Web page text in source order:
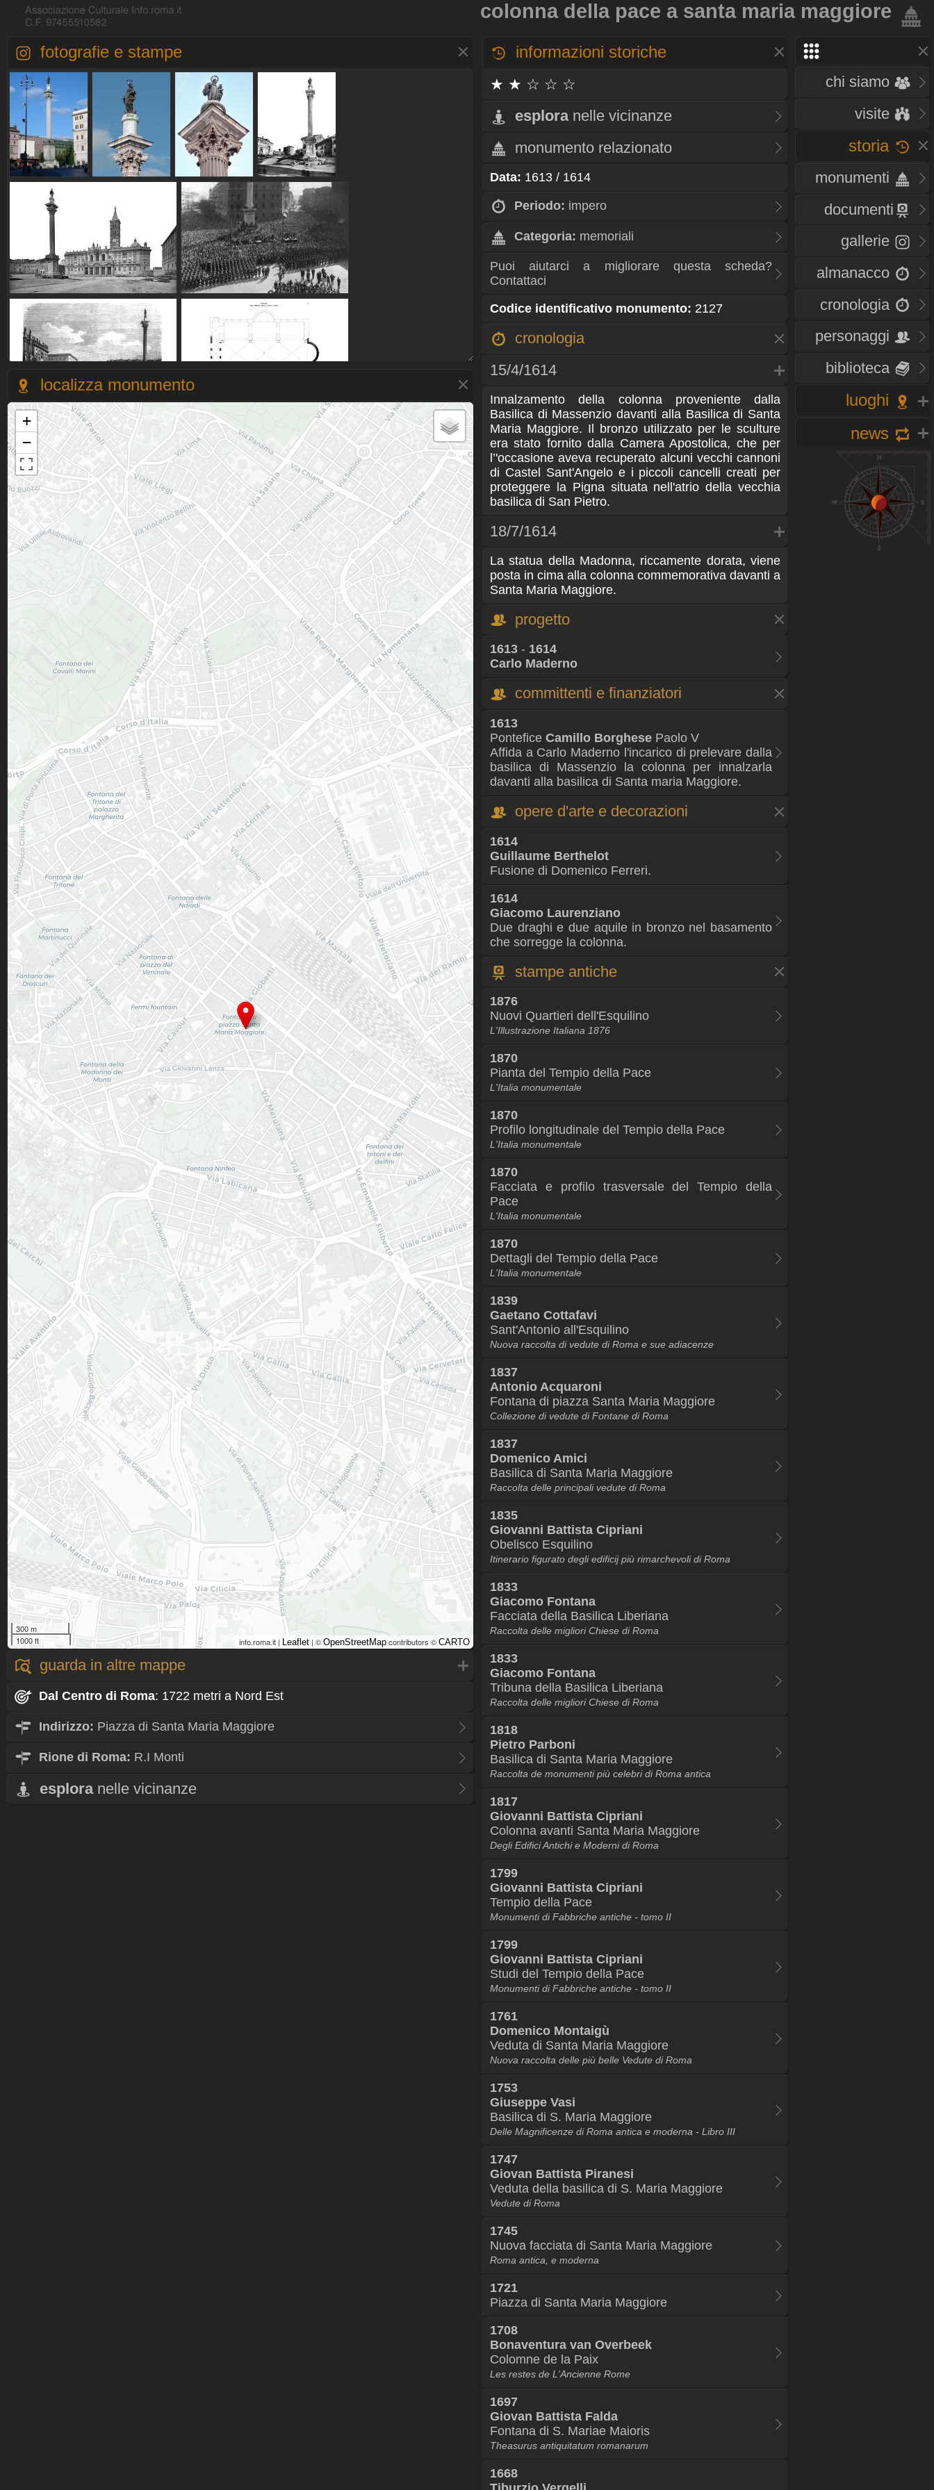
colonna della pace a santa maria maggiore
chi siamo
visite
storia
monumenti
documenti
gallerie
almanacco
cronologia
personaggi
biblioteca
luoghi
news
fotografie e stampe
localizza monumento
+
−
300 m
1000 ft
info.roma.it | Leaflet | © OpenStreetMap contributors © CARTO
guarda in altre mappe
Dal Centro di Roma: 1722 metri a Nord Est
Indirizzo: Piazza di Santa Maria Maggiore
Rione di Roma: R.I Monti
esplora nelle vicinanze
informazioni storiche
★ ★ ☆ ☆ ☆
esplora nelle vicinanze
monumento relazionato
Data: 1613 / 1614
Periodo: impero
Categoria: memoriali
Puoi aiutarci a migliorare questa scheda?
Contattaci
Codice identificativo monumento: 2127
cronologia
15/4/1614
Innalzamento della colonna proveniente dalla
Basilica di Massenzio davanti alla Basilica di Santa
Maria Maggiore. Il bronzo utilizzato per le sculture
era stato fornito dalla Camera Apostolica, che per
l’'occasione aveva recuperato alcuni vecchi cannoni
di Castel Sant'Angelo e i piccoli cancelli creati per
proteggere la Pigna situata nell'atrio della vecchia
basilica di San Pietro.
18/7/1614
La statua della Madonna, riccamente dorata, viene
posta in cima alla colonna commemorativa davanti a
Santa Maria Maggiore.
progetto
1613 - 1614
Carlo Maderno
committenti e finanziatori
1613
Pontefice Camillo Borghese Paolo V
Affida a Carlo Maderno l'incarico di prelevare dalla
basilica di Massenzio la colonna per innalzarla
davanti alla basilica di Santa maria Maggiore.
opere d'arte e decorazioni
1614
Guillaume Berthelot
Fusione di Domenico Ferreri.
1614
Giacomo Laurenziano
Due draghi e due aquile in bronzo nel basamento
che sorregge la colonna.
stampe antiche
1876
Nuovi Quartieri dell'Esquilino
L'Illustrazione Italiana 1876
1870
Pianta del Tempio della Pace
L'Italia monumentale
1870
Profilo longitudinale del Tempio della Pace
L'Italia monumentale
1870
Facciata e profilo trasversale del Tempio della
Pace
L'Italia monumentale
1870
Dettagli del Tempio della Pace
L'Italia monumentale
1839
Gaetano Cottafavi
Sant'Antonio all'Esquilino
Nuova raccolta di vedute di Roma e sue adiacenze
1837
Antonio Acquaroni
Fontana di piazza Santa Maria Maggiore
Collezione di vedute di Fontane di Roma
1837
Domenico Amici
Basilica di Santa Maria Maggiore
Raccolta delle principali vedute di Roma
1835
Giovanni Battista Cipriani
Obelisco Esquilino
Itinerario figurato degli edificij più rimarchevoli di Roma
1833
Giacomo Fontana
Facciata della Basilica Liberiana
Raccolta delle migliori Chiese di Roma
1833
Giacomo Fontana
Tribuna della Basilica Liberiana
Raccolta delle migliori Chiese di Roma
1818
Pietro Parboni
Basilica di Santa Maria Maggiore
Raccolta de monumenti più celebri di Roma antica
1817
Giovanni Battista Cipriani
Colonna avanti Santa Maria Maggiore
Degli Edifici Antichi e Moderni di Roma
1799
Giovanni Battista Cipriani
Tempio della Pace
Monumenti di Fabbriche antiche - tomo II
1799
Giovanni Battista Cipriani
Studi del Tempio della Pace
Monumenti di Fabbriche antiche - tomo II
1761
Domenico Montaigù
Veduta di Santa Maria Maggiore
Nuova raccolta delle più belle Vedute di Roma
1753
Giuseppe Vasi
Basilica di S. Maria Maggiore
Delle Magnificenze di Roma antica e moderna - Libro III
1747
Giovan Battista Piranesi
Veduta della basilica di S. Maria Maggiore
Vedute di Roma
1745
Nuova facciata di Santa Maria Maggiore
Roma antica, e moderna
1721
Piazza di Santa Maria Maggiore
1708
Bonaventura van Overbeek
Colomne de la Paix
Les restes de L'Ancienne Rome
1697
Giovan Battista Falda
Fontana di S. Mariae Maioris
Theasurus antiquitatum romanarum
1668